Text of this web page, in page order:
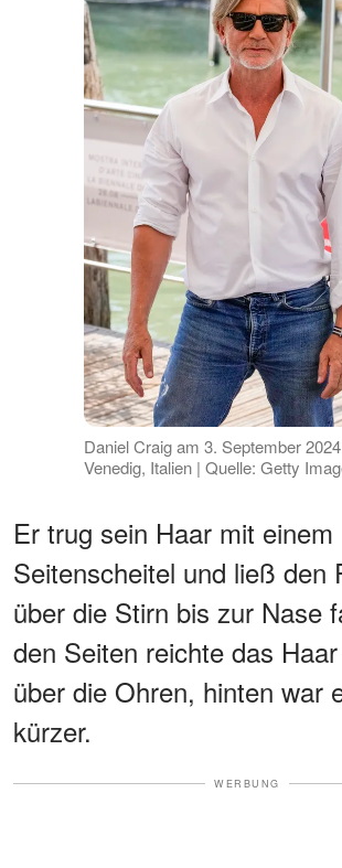
Daniel Craig am 3. September
Venedig, Italien | Quelle: Getty
Er trug sein Haar mit einem
Seitenscheitel und ließ den
über die Stirn bis zur Nase
den Seiten reichte das
über die Ohren, hinten war
kürzer.
WERBUNG